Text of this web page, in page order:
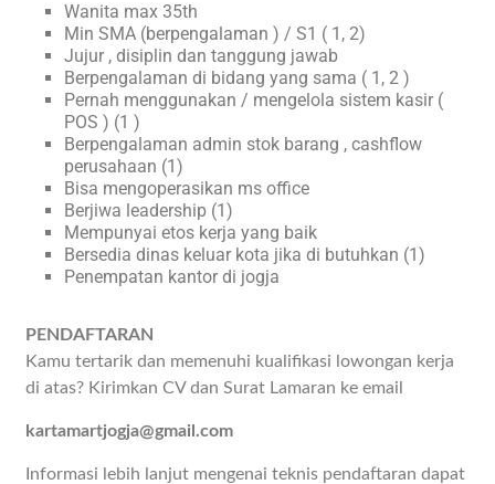
Wanita max 35th
Min SMA (berpengalaman ) / S1 ( 1, 2)
Jujur , disiplin dan tanggung jawab
Berpengalaman di bidang yang sama ( 1, 2 )
Pernah menggunakan / mengelola sistem kasir (
POS ) (1 )
Berpengalaman admin stok barang , cashflow
perusahaan (1)
Bisa mengoperasikan ms office
Berjiwa leadership (1)
Mempunyai etos kerja yang baik
Bersedia dinas keluar kota jika di butuhkan (1)
Penempatan kantor di jogja
PENDAFTARAN
Kamu tertarik dan memenuhi kualifikasi lowongan kerja
di atas? Kirimkan CV dan Surat Lamaran ke email
kartamartjogja@gmail.com
Informasi lebih lanjut mengenai teknis pendaftaran dapat